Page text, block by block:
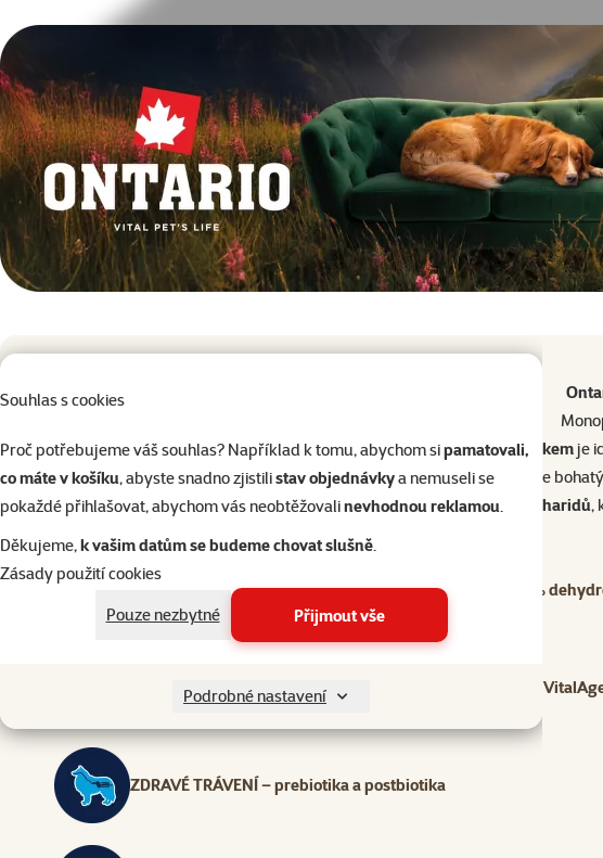
Souhlas s cookies
Proč potřebujeme váš souhlas? Například k tomu, abychom sipamatovali,
co máte v košíku, abyste snadno zjistilistav objednávkya nemuseli se
pokaždé přihlašovat, abychom vás neobtěžovalinevhodnou reklamou.
Děkujeme,k vašim datům se budeme chovat slušně.
Zásady použití cookies
Pouze nezbytné
Přijmout vše
Podrobné nastavení
superzoo.product.detail.content
Chutnékrmivo s jediným živočišným proteinem – kvalitním tuňákemje
zajišťujevysokou stravitelnostavýbornou nutriční hodnotu. Tuňák je
a komplexních sacharidů,
VYSOKÝ PODÍL KVALITNÍHO MASA – 26 % čerstvé a 25 %
SILNÝ IMUNITNÍ SYSTÉM A ZDRAVÉ STÁRNUTÍ – Ontario
ZDRAVÉ TRÁVENÍ – prebiotika a postbiotika